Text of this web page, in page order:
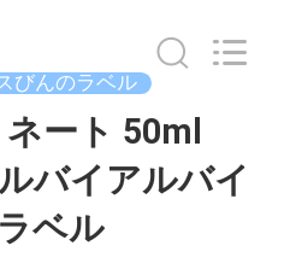
びんのラベル
ート 50ml
バイアルバイ
ベル